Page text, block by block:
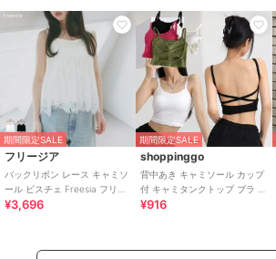
期間限定SALE
フリージア
バックリボン レース キャミソ
ール ビスチェ Freesia フリー
ジア
¥3,696
期間限定SALE
shoppinggo
背中あき キャミソール カップ
付 キャミタンクトップ ブラ 白
黒 パット付 バックオープン
¥916